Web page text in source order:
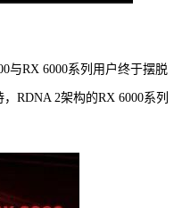
与RX 6000系列用户终于摆脱
RDNA 2架构的RX 6000系列